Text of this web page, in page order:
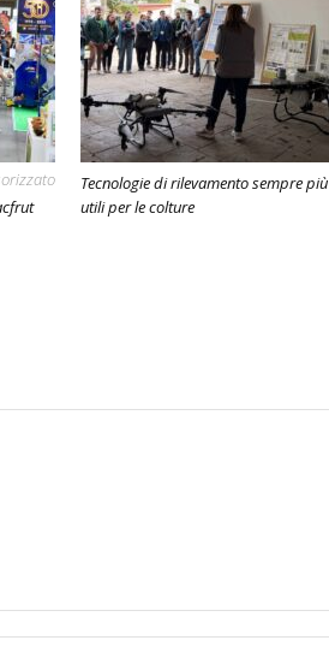
Tecnologie di rilevamento sempre più
utili per le colture